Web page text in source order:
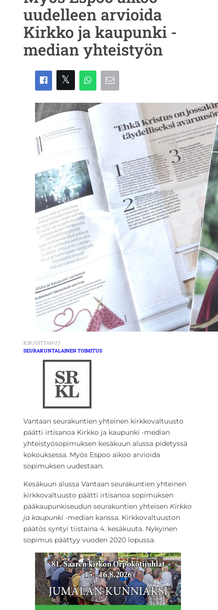
uudelleen arvioida
Kirkko ja kaupunki -
median yhteistyön
KIRJOITTANUT
SEURAKUNTALAINEN TOIMITUS
Vantaan seurakuntien yhteinen kirkkovaltuusto
päätti irtisanoa Kirkko ja kaupunki -median
yhteistyösopimuksen kesäkuun alussa pidetyssä
kokouksessa. Myös Espoo aikoo arvioida
sopimuksen uudestaan.
Kesäkuun alussa Vantaan seurakuntien yhteinen
kirkkovaltuusto päätti irtisanoa sopimuksen
pääkaupunkiseudun seurakuntien yhteisen Kirkko
ja kaupunki -median kanssa. Kirkkovaltuuston
päätös syntyi tiistaina 4. kesäkuuta. Nykyinen
sopimus päättyy vuoden 2020 lopussa.